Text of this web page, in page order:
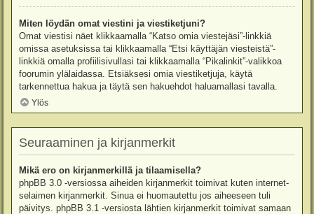
Miten löydän omat viestini ja viestiketjuni?
Omat viestisi näet klikkaamalla “Katso omia viestejäsi”-linkkiä
omissa asetuksissa tai klikkaamalla “Etsi käyttäjän viesteistä”-
linkkiä omalla profiilisivullasi tai klikkaamalla “Pikalinkit”-valikkoa
foorumin ylälaidassa. Etsiäksesi omia viestiketjuja, käytä
tarkennettua hakua ja täytä sen hakuehdot haluamallasi tavalla.
Ylös
Seuraaminen ja kirjanmerkit
Mikä ero on kirjanmerkillä ja tilaamisella?
phpBB 3.0 -versiossa aiheiden kirjanmerkit toimivat kuten internet-
selaimen kirjanmerkit. Sinua ei huomautettu jos aiheeseen tuli
päivitys. phpBB 3.1 -versiosta lähtien kirjanmerkit toimivat samaan